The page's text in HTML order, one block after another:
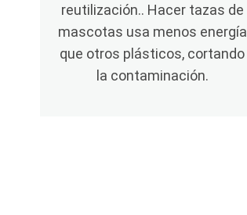
reutilización.. Hacer tazas de
mascotas usa menos energía
que otros plásticos, cortando
la contaminación.